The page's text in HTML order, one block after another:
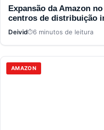
Expansão da Amazon
centros de distribuição
Deivid 6 minutos de leitura
AMAZON